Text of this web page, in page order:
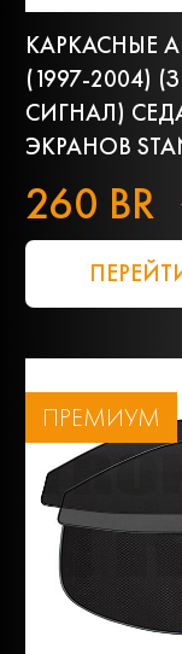
КАРКАСНЫЕ
(1997-2004)
СИГНАЛ)
ЭКРАНОВ
260 BR
ПРЕМИУМ